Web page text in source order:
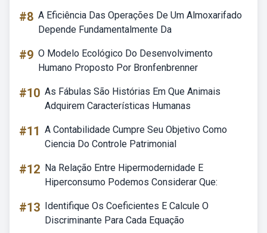
#8 A Eficiência Das Operações De Um Almoxarifado
Depende Fundamentalmente Da
#9 O Modelo Ecológico Do Desenvolvimento
Humano Proposto Por Bronfenbrenner
#10 As Fábulas São Histórias Em Que Animais
Adquirem Características Humanas
#11 A Contabilidade Cumpre Seu Objetivo Como
Ciencia Do Controle Patrimonial
#12 Na Relação Entre Hipermodernidade E
Hiperconsumo Podemos Considerar Que:
#13 Identifique Os Coeficientes E Calcule O
Discriminante Para Cada Equação